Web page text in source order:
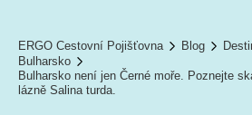
ERGO Cestovní Pojišťovna Blog
Bulharsko
Bulharsko není jen Černé moře. Poznejte
lázně Salina turda.